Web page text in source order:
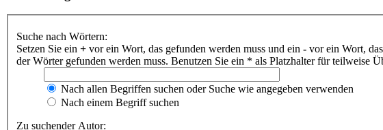
Suche nach Wörtern:
Setzen Sie ein + vor ein Wort, das gefunden werden muss und ein - vor ein Wort,
der Wörter gefunden werden muss. Benutzen Sie ein * als Platzhalter für teilweise
Nach allen Begriffen suchen oder Suche wie angegeben verwenden
Nach einem Begriff suchen
Zu suchender Autor: